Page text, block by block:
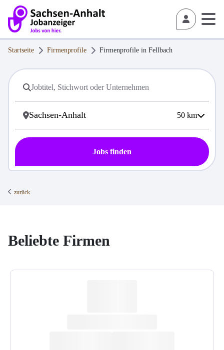
Startseite Firmenprofile Firmenprofile in Fellbach
50 km
Jobs finden
zurück
Beliebte Firmen